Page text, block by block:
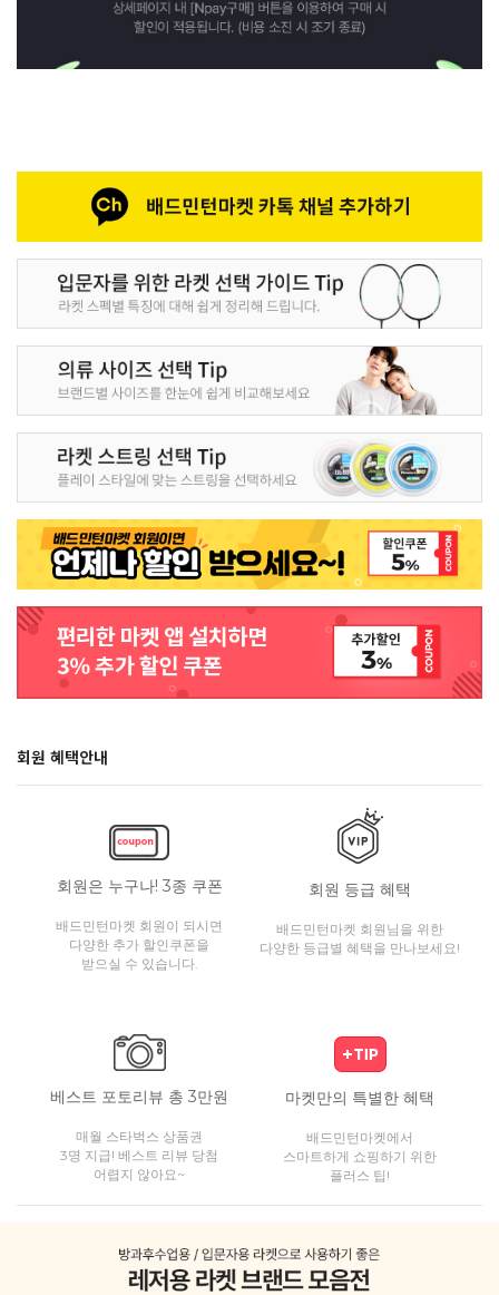
회원 혜택안내
회원은 누구나! 3종 쿠폰
배드민턴마켓 회원이 되시면
다양한 추가 할인쿠폰을
받으실 수 있습니다.
회원 등급 혜택
배드민턴마켓 회원님을 위한
다양한 등급별 혜택을 만나보세요!
베스트 포토리뷰 총 3만원
매월 스타벅스 상품권
3명 지급! 베스트 리뷰 당첨
어렵지 않아요~
마켓만의 특별한 혜택
배드민턴마켓에서
스마트하게 쇼핑하기 위한
플러스 팁!